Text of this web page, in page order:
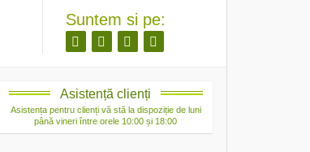
Suntem si pe:
Asistență clienți
Asistența pentru clienți vă stă la dispoziție de luni
până vineri între orele 10:00 și 18:00